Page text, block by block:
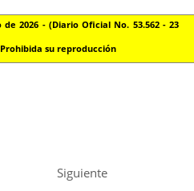
2026 - (Diario Oficial No. 53.562 - 23
su reproducción
Siguiente